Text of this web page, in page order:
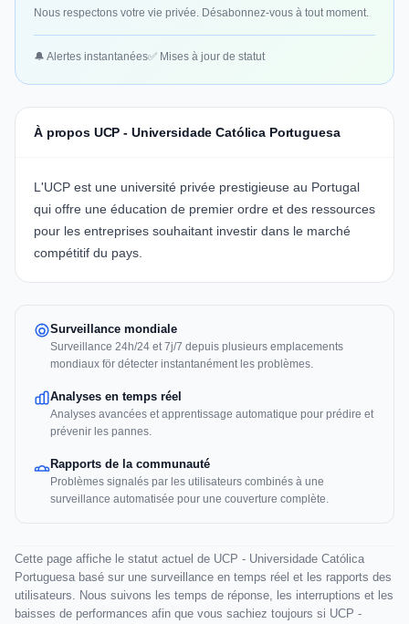
Nous respectons votre vie privée. Désabonnez-vous à tout moment.
🔔 Alertes instantanées✅ Mises à jour de statut
À propos UCP - Universidade Católica Portuguesa
L'UCP est une université privée prestigieuse au Portugal
qui offre une éducation de premier ordre et des ressources
pour les entreprises souhaitant investir dans le marché
compétitif du pays.
Surveillance mondiale
Surveillance 24h/24 et 7j/7 depuis plusieurs emplacements
mondiaux för détecter instantanément les problèmes.
Analyses en temps réel
Analyses avancées et apprentissage automatique pour prédire et
prévenir les pannes.
Rapports de la communauté
Problèmes signalés par les utilisateurs combinés à une
surveillance automatisée pour une couverture complète.
Cette page affiche le statut actuel de UCP - Universidade Católica
Portuguesa basé sur une surveillance en temps réel et les rapports des
utilisateurs. Nous suivons les temps de réponse, les interruptions et les
baisses de performances afin que vous sachiez toujours si UCP -